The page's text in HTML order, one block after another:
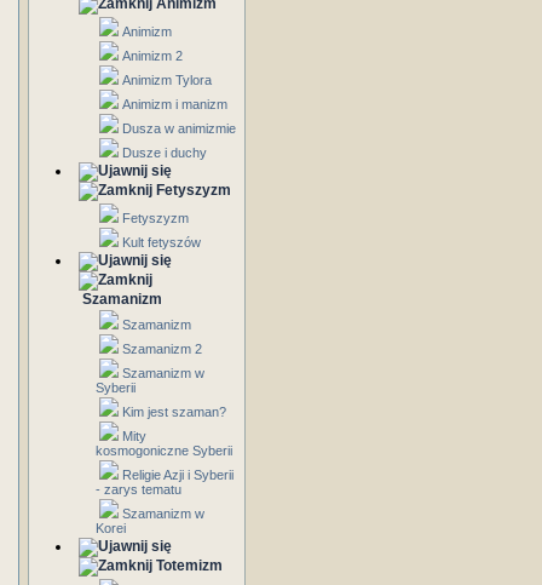
Animizm
Animizm
Animizm 2
Animizm Tylora
Animizm i manizm
Dusza w animizmie
Dusze i duchy
Fetyszyzm
Fetyszyzm
Kult fetyszów
Szamanizm
Szamanizm
Szamanizm 2
Szamanizm w
Syberii
Kim jest szaman?
Mity
kosmogoniczne Syberii
Religie Azji i Syberii
- zarys tematu
Szamanizm w
Korei
Totemizm